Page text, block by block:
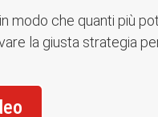
modo che quanti più
la giusta strategia